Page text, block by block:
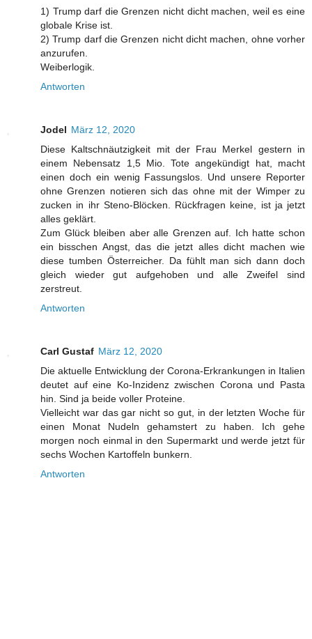
1) Trump darf die Grenzen nicht dicht machen, weil es eine
globale Krise ist.
2) Trump darf die Grenzen nicht dicht machen, ohne vorher
anzurufen.
Weiberlogik.
Antworten
Jodel März 12, 2020
Diese Kaltschnäutzigkeit mit der Frau Merkel gestern in
einem Nebensatz 1,5 Mio. Tote angekündigt hat, macht
einen doch ein wenig Fassungslos. Und unsere Reporter
ohne Grenzen notieren sich das ohne mit der Wimper zu
zucken in ihr Steno-Blöcken. Rückfragen keine, ist ja jetzt
alles geklärt.
Zum Glück bleiben aber alle Grenzen auf. Ich hatte schon
ein bisschen Angst, das die jetzt alles dicht machen wie
diese tumben Österreicher. Da fühlt man sich dann doch
gleich wieder gut aufgehoben und alle Zweifel sind
zerstreut.
Antworten
Carl Gustaf März 12, 2020
Die aktuelle Entwicklung der Corona-Erkrankungen in Italien
deutet auf eine Ko-Inzidenz zwischen Corona und Pasta
hin. Sind ja beide voller Proteine.
Vielleicht war das gar nicht so gut, in der letzten Woche für
einen Monat Nudeln gehamstert zu haben. Ich gehe
morgen noch einmal in den Supermarkt und werde jetzt für
sechs Wochen Kartoffeln bunkern.
Antworten